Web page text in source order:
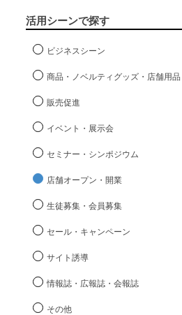
活用シーンで探す
ビジネスシーン
商品・ノベルティグッズ・店舗用品
販売促進
イベント・展示会
セミナー・シンポジウム
店舗オープン・開業
生徒募集・会員募集
セール・キャンペーン
サイト誘導
情報誌・広報誌・会報誌
その他